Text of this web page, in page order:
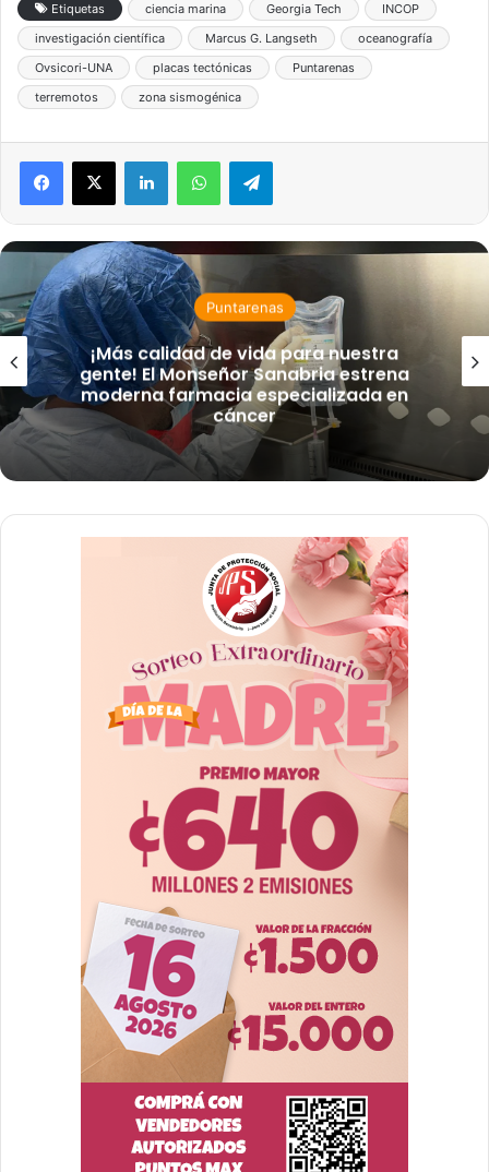
Etiquetas ciencia marina Georgia Tech
INCOP
investigación científica
Marcus G. Langseth
oceanografía
Ovsicori-UNA
placas tectónicas
Puntarenas
terremotos
zona sismogénica
LinkedInWhatsAppTelegram
Puntarenas
¡Más calidad de vida para nuestra
gente! El Monseñor Sanabria estrena
moderna farmacia especializada en
cáncer